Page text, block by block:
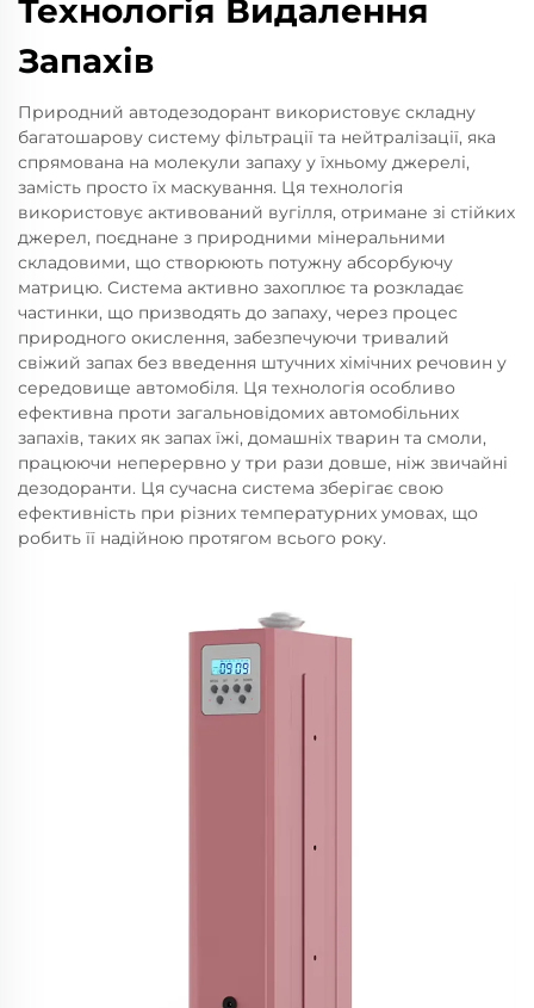
Технологія Видалення
Запахів
Природний автодезодорант використовує складну
багатошарову систему фільтрації та нейтралізації, яка
спрямована на молекули запаху у їхньому джерелі,
замість просто їх маскування. Ця технологія
використовує активований вугілля, отримане зі стійких
джерел, поєднане з природними мінеральними
складовими, що створюють потужну абсорбуючу
матрицю. Система активно захоплює та розкладає
частинки, що призводять до запаху, через процес
природного окислення, забезпечуючи тривалий
свіжий запах без введення штучних хімічних речовин у
середовище автомобіля. Ця технологія особливо
ефективна проти загальновідомих автомобільних
запахів, таких як запах їжі, домашніх тварин та смоли,
працюючи неперервно у три рази довше, ніж звичайні
дезодоранти. Ця сучасна система зберігає свою
ефективність при різних температурних умовах, що
робить її надійною протягом всього року.